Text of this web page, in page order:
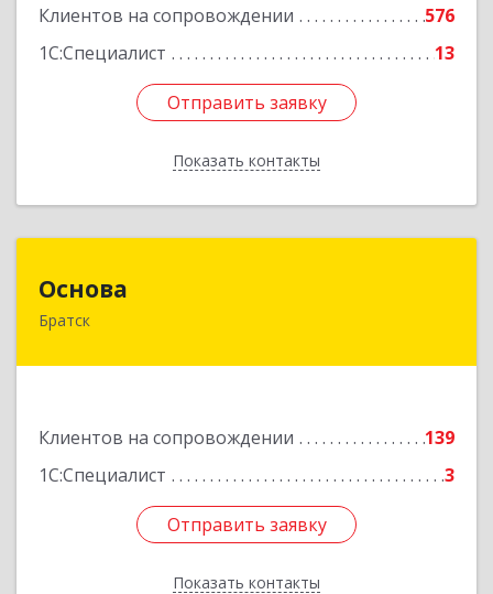
Клиентов на сопровождении
576
1С:Специалист
13
Отправить заявку
Показать контакты
Отправить заявку
Назад
Основа
Братск
Клиентов на сопровождении
139
1С:Специалист
3
Отправить заявку
Показать контакты
Отправить заявку
Назад